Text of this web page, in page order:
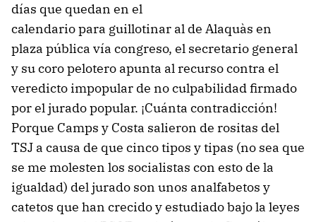
días que quedan en el
calendario para guillotinar al de Alaquàs en
plaza pública vía congreso, el secretario general
y su coro pelotero apunta al recurso contra el
veredicto impopular de no culpabilidad firmado
por el jurado popular. ¡Cuánta contradicción!
Porque Camps y Costa salieron de rositas del
TSJ a causa de que cinco tipos y tipas (no sea que
se me molesten los socialistas con esto de la
igualdad) del jurado son unos analfabetos y
catetos que han crecido y estudiado bajo la leyes